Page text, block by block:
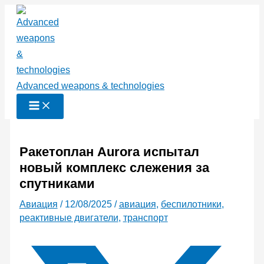
Перейти
содержимому
Advanced weapons & technologies
Ракетоплан Aurora испытал
новый комплекс слежения за
спутниками
Авиация / 12/08/2025 /авиация, беспилотники,
реактивные двигатели, транспорт